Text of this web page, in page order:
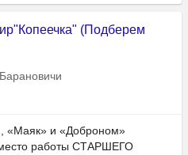
(Подберем
Барановичи
, «Маяк» и «Доброном»
работы СТАРШЕГО